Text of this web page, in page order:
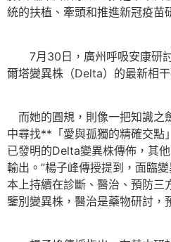
統的扶植、牽頭和推進新冠疫苗
7月30日，廣州呼吸安康研
爾塔變異株（Delta）的最新相
而她的圓規，則像一把知識之
中尋找**「愛與孤獨的精確交
已發明的Delta變異株傳佈，其
輸出。”楊子峰傳授提到，面臨
本上持續在診斷、醫治、預防三
鑒別變異株，醫治是藥物研討，